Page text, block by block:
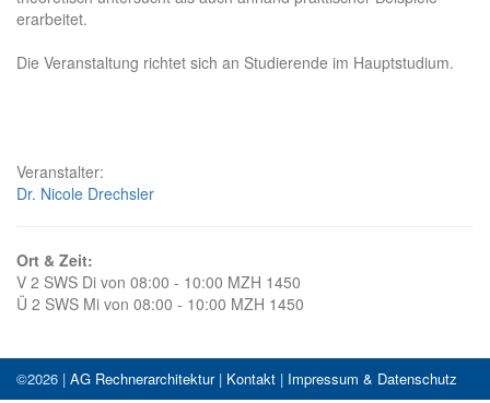
erarbeitet.
Die Veranstaltung richtet sich an Studierende im Hauptstudium.
Veranstalter:
Dr. Nicole Drechsler
Ort & Zeit:
V 2 SWS Di von 08:00 - 10:00 MZH 1450
Ü 2 SWS Mi von 08:00 - 10:00 MZH 1450
©2026 | AG Rechnerarchitektur| Kontakt | Impressum & Datenschutz